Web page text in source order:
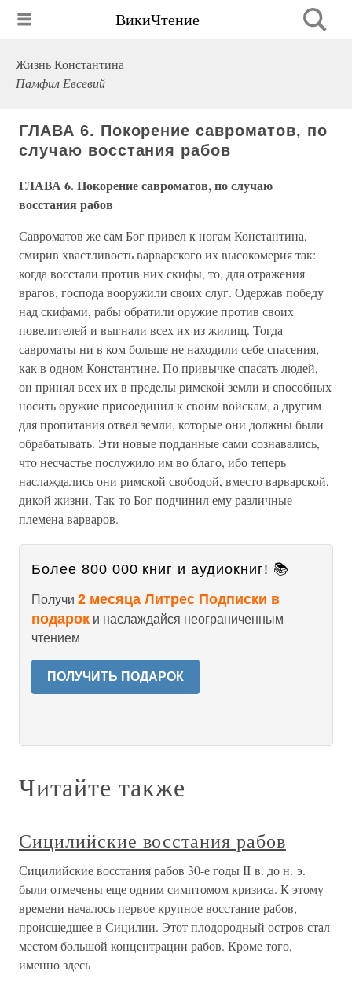
ВикиЧтение
Жизнь Константина
Памфил Евсевий
ГЛАВА 6. Покорение савроматов, по
случаю восстания рабов
ГЛАВА 6. Покорение савроматов, по случаю
восстания рабов
Савроматов же сам Бог привел к ногам Константина,
смирив хвастливость варварского их высокомерия так:
когда восстали против них скифы, то, для отражения
врагов, господа вооружили своих слуг. Одержав победу
над скифами, рабы обратили оружие против своих
повелителей и выгнали всех их из жилищ. Тогда
савроматы ни в ком больше не находили себе спасения,
как в одном Константине. По привычке спасать людей,
он принял всех их в пределы римской земли и способных
носить оружие присоединил к своим войскам, а другим
для пропитания отвел земли, которые они должны были
обрабатывать. Эти новые подданные сами сознавались,
что несчастье послужило им во благо, ибо теперь
наслаждались они римской свободой, вместо варварской,
дикой жизни. Так-то Бог подчинил ему различные
племена варваров.
Более 800 000 книг и аудиокниг! 📚
Получи 2 месяца Литрес Подписки в
подарок и наслаждайся неограниченным
чтением
ПОЛУЧИТЬ ПОДАРОК
Читайте также
Сицилийские восстания рабов
Сицилийские восстания рабов 30-е годы II в. до н. э.
были отмечены еще одним симптомом кризиса. К этому
времени началось первое крупное восстание рабов,
происшедшее в Сицилии. Этот плодородный остров стал
местом большой концентрации рабов. Кроме того,
именно здесь